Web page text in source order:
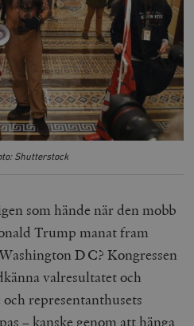
Shutterstock
som hände när den mobb
Trump manat fram
DC? Kongressen
valresultatet och
representanthusets
– kanske genom att hänga